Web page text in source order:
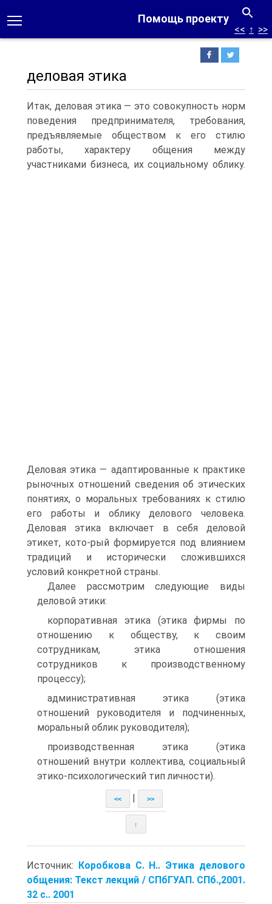
Помощь проекту
<< ↑ >>
деловая этика
Итак, деловая этика — это совокупность норм
поведения предпринимателя, требования,
предъявляемые обществом к его стилю
работы, характеру общения между
участниками бизнеса, их социальному облику.
Деловая этика — адаптированные к практике
рыночных отношений сведения об этических
понятиях, о моральных требованиях к стилю
его работы и облику делового человека.
Деловая этика включает в себя деловой
этикет, кото-рый формируется под влиянием
традиций и исторически сложившихся
условий конкретной страны.
Далее рассмотрим следующие виды
деловой этики:
корпоративная этика (этика фирмы по
отношению к обществу, к своим
сотрудникам, этика отношения
сотрудников к производственному
процессу);
административная этика (этика
отношений руководителя и подчиненных,
моральный облик руководителя);
производственная этика (этика
отношений внутри коллектива, социальный
этико-психологический тип личности).
<< >>
↑
Источник: Коробкова С. Н.. Этика делового
общения: Текст лекций / СПбГУАП. СПб.,2001.
32 с.. 2001